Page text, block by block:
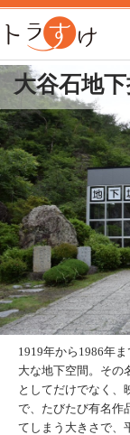
大谷石地
1919年から1986年
大な地下空間。その
としてだけでなく、
で、たびたび有名作
てしまう大きさで、